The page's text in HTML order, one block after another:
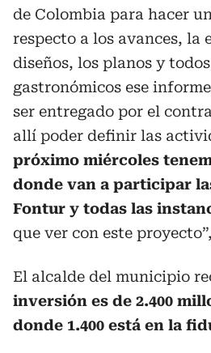
de Colombia para hacer
respecto a los avances, la
diseños, los planos y
gastronómicos ese
ser entregado por el
allí poder definir las
próximo miércoles
donde van a participar
Fontur y todas las
que ver con este
El alcalde del municipio
inversión es de 2.400
donde 1.400 está en la